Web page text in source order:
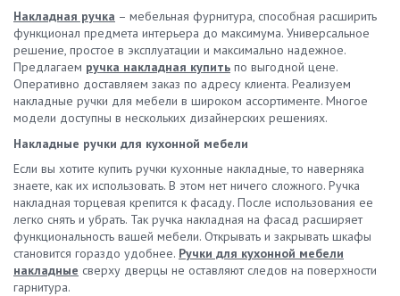
Накладная ручка – мебельная фурнитура, способная расширить
функционал предмета интерьера до максимума. Универсальное
решение, простое в эксплуатации и максимально надежное.
Предлагаем ручка накладная купить по выгодной цене.
Оперативно доставляем заказ по адресу клиента. Реализуем
накладные ручки для мебели в широком ассортименте. Многое
модели доступны в нескольких дизайнерских решениях.
Накладные ручки для кухонной мебели
Если вы хотите купить ручки кухонные накладные, то наверняка
знаете, как их использовать. В этом нет ничего сложного. Ручка
накладная торцевая крепится к фасаду. После использования ее
легко снять и убрать. Так ручка накладная на фасад расширяет
функциональность вашей мебели. Открывать и закрывать шкафы
становится гораздо удобнее. Ручки для кухонной мебели
накладные сверху дверцы не оставляют следов на поверхности
гарнитура.